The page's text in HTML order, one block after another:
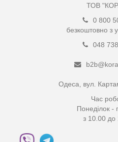
ТОВ
0 800
безкоштовно з
048
Одеса, вул.
Час
Понеділок -
з 10.00 до